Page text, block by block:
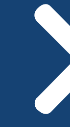
Dat je
Puur om
stukje
Dat er wat
Het
Het is wel